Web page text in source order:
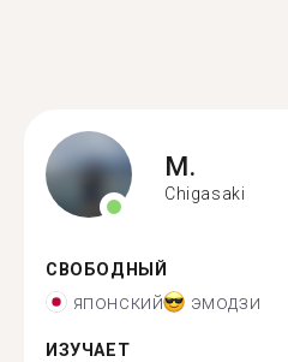
M.
Chigasaki
СВОБОДНЫЙ
японский эмодзи
ИЗУЧАЕТ